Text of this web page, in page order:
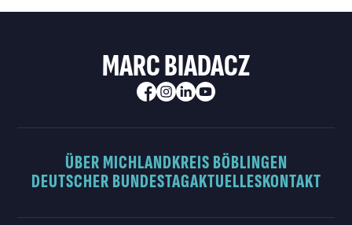
MARC BIADACZ
ÜBER MICHLANDKREIS BÖBLINGEN
DEUTSCHER BUNDESTAGAKTUELLESKONTAKT